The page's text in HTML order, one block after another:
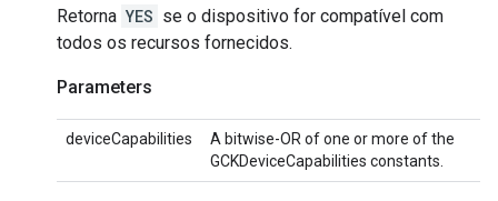
Retorna YES se o dispositivo for compatível com
todos os recursos fornecidos.
Parameters
deviceCapabilities
A bitwise-OR of one or more of the
GCKDeviceCapabilities constants.